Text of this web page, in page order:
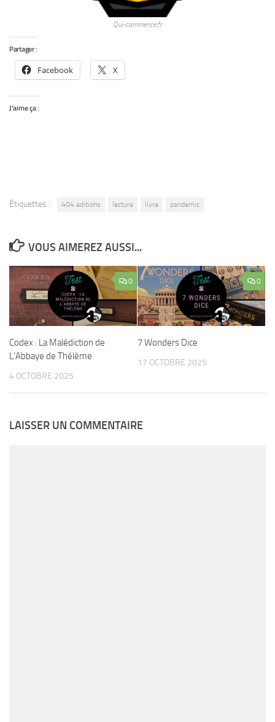
Qui-commence.fr
Partager :
Facebook X
J’aime ça :
Étiquettes : 404 editions lecture livre pandemic
VOUS AIMEREZ AUSSI...
0
Codex : La Malédiction de
L’Abbaye de Thélème
4 OCTOBRE 2025
0
7 Wonders Dice
17 OCTOBRE 2025
LAISSER UN COMMENTAIRE